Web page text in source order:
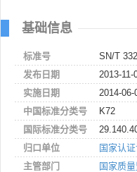
基础信息
标准号
SN/T
发布日期
2013-11-
实施日期
2014-06-
中国标准分类号
K72
国际标准分类号
归口单位
国家认
主管部门
国家质